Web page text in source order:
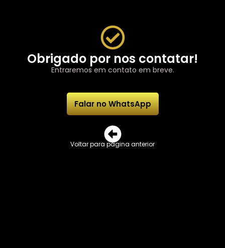
Obrigado por nos contatar!
Entraremos em contato em breve.
Falar no WhatsApp
Voltar para página anterior